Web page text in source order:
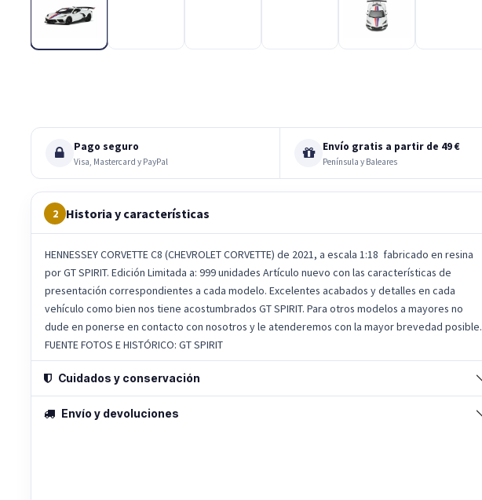
Pago seguro
Visa, Mastercard y PayPal
Envío gratis a partir de 49 €
Península y Baleares
2 Historia y características
HENNESSEY CORVETTE C8 (CHEVROLET CORVETTE) de 2021, a escala 1:18 fabricado en resina
por GT SPIRIT. Edición Limitada a: 999 unidades Artículo nuevo con las características de
presentación correspondientes a cada modelo. Excelentes acabados y detalles en cada
vehículo como bien nos tiene acostumbrados GT SPIRIT. Para otros modelos a mayores no
dude en ponerse en contacto con nosotros y le atenderemos con la mayor brevedad posible.
FUENTE FOTOS E HISTÓRICO: GT SPIRIT
Cuidados y conservación
Envío y devoluciones